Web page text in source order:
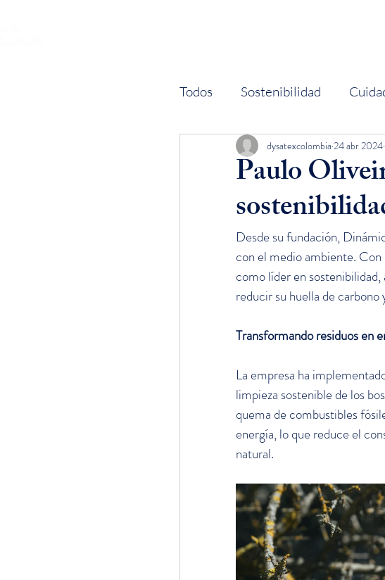
Todos Sostenibilidad
Paulo
dysatexcolombia 24 abr 2024
Desde su fundación,
con el medio ambiente. Con
como líder en
reducir su huella de
Transformando residuos en
La empresa ha
limpieza sostenible de los
quema de combustibles
energía, lo que reduce el
natural.